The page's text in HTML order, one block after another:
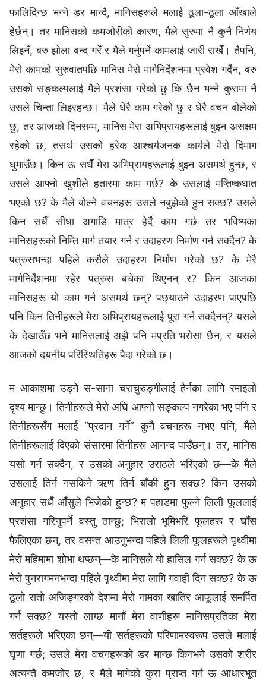
फालिदिन्छ भन्‍ने डर मान्दै, मानिसहरूले मलाई ठूला-ठूला आँखाले
हेर्छन्। तर मानिसको कमजोरीको कारण, मैले सुरुमा नै कुनै निर्णय
लिइनँ, बरु झोला बन्द गरेँ र मैले गर्नुपर्ने कामलाई जारी राखेँ। तैपनि,
मेरो कामको सुरुवातपछि मानिस मेरो मार्गनिर्देशनमा प्रवेश गर्दैन, बरु
उसको सङ्कल्पलाई मैले प्रशंसा गरेको छु कि छैन भन्‍ने कुरामा नै
उसले चिन्ता लिइरहन्छ। मैले धेरै काम गरेको छु र धेरै वचन बोलेको
छु, तर आजको दिनसम्‍म, मानिस मेरा अभिप्रायहरूलाई बुझ्‍न असक्षम
रहेको छ, तसर्थ उसको हरेक आश्‍चर्यजनक कार्यले मेरो दिमाग
घुमाउँछ। किन ऊ सधैँ मेरा अभिप्रायहरूलाई बुझ्‍न असमर्थ हुन्छ, र
उसले आफ्नो खुशीले हतारमा काम गर्छ? के उसलाई मष्तिष्कघात
भएको छ? के मैले बोल्‍ने वचनहरू उसले नबुझेको हुन सक्छ? उसले
किन सधैँ सीधा अगाडि मात्र हेर्दै काम गर्छ तर भविष्यका
मानिसहरूको निम्ति मार्ग तयार गर्न र उदाहरण निर्माण गर्न सक्दैन? के
पत्रुसभन्दा पहिले कसैले उदाहरण निर्माण गरेको छ? के मेरै
मार्गनिर्देशनमा रहेर पत्रुस बचेका थिएनन् र? किन आजका
मानिसहरू यो काम गर्न असमर्थ छन्? पछ्याउने उदाहरण पाएपछि
पनि किन तिनीहरूले मेरा अभिप्रायहरूलाई पूरा गर्न सक्दैनन्? यसले
के देखाउँछ भने मानिसलाई अझै पनि मप्रति भरोसा छैन, र यसले
आजको दयनीय परिस्‍थितिहरू पैदा गरेको छ।
म आकाशमा उड्ने स-साना चराचुरुङ्गीलाई हेर्नका लागि रमाइलो
दृश्य मान्छु। तिनीहरूले मेरो अघि आफ्‍नो सङ्कल्प नगरेका भए पनि र
तिनीहरूसँग मलाई “प्रदान गर्ने” कुनै वचनहरू नभए पनि, मैले
तिनीहरूलाई दिएको संसारमा तिनीहरू आनन्द पाउँछन्। तर, मानिस
यसो गर्न सक्दैन, र उसको अनुहार उराठले भरिएको छ—के मैले
उसलाई तिर्न नसकिने ऋण तिर्न बाँकी हुन सक्छ? किन उसको
अनुहार सधैँ आँसुले भिजेको हुन्छ? म पहाडमा फुल्‍ने लिली फूललाई
प्रशंसा गरिनुपर्ने वस्तु ठान्छु; भिरालो भूमिभरि फूलहरू र घाँस
फैलिएका छन्, तर वसन्त आउनुभन्दा पहिले लिली फूलहरूले पृथ्वीमा
मेरो महिमामा शोभा थप्छन्—के मानिसले यो हासिल गर्न सक्छ? के ऊ
मेरो पुनरागमनभन्दा पहिले पृथ्वीमा मेरा लागि गवाही दिन सक्छ? के ऊ
ठूलो रातो अजिङ्गरको देशमा मेरो नामका खातिर आफूलाई समर्पित
गर्न सक्छ? यस्तो लाग्छ मानौं मेरा वाणीहरू मानिसप्रतिका मेरा
सर्तहरूले भरिएका छन्—यी सर्तहरूको परिणामस्वरूप उसले मलाई
घृणा गर्छ; उसले मेरा वचनहरूको डर मान्छ किनभने उसको शरीर
अत्यन्तै कमजोर छ, र मैले मागेको कुरा प्राप्त गर्न ऊ आधारभूत